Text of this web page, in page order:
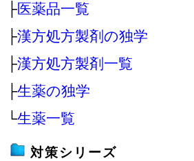
├医薬品一覧
├漢方処方製剤の独学
├漢方処方製剤一覧
├生薬の独学
└生薬一覧
対策シリーズ